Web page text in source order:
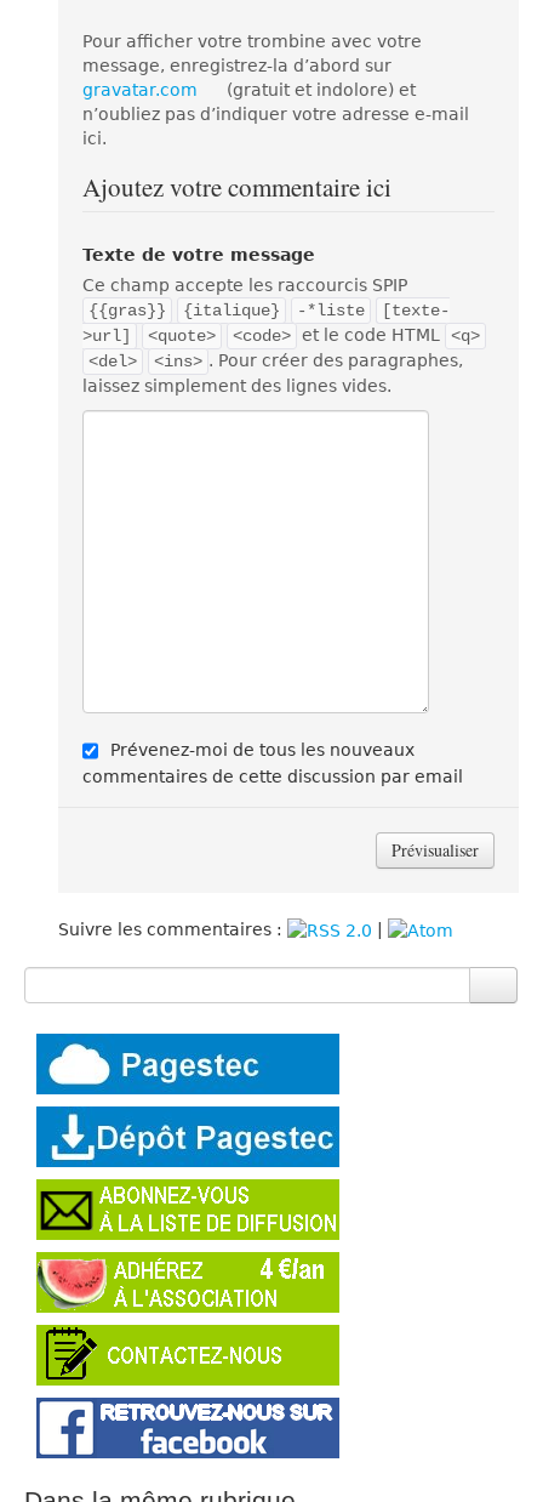
Pour afficher votre trombine avec votre
message, enregistrez-la d’abord sur
gravatar.com
(gratuit et indolore) et
n’oubliez pas d’indiquer votre adresse e-mail
ici.
Ajoutez votre commentaire ici
Texte de votre message
Ce champ accepte les raccourcis SPIP
{{gras}}
{italique} -*liste
[texte-
>url]
<quote> <code> et le code HTML
<q>
<del>
<ins> . Pour créer des paragraphes,
laissez simplement des lignes vides.
Prévenez-moi de tous les nouveaux
commentaires de cette discussion par email
Suivre les commentaires : |